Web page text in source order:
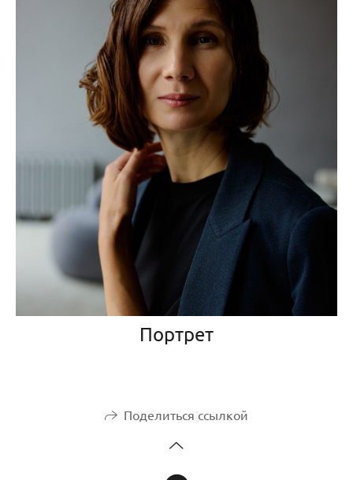
Портрет
Поделиться ссылкой